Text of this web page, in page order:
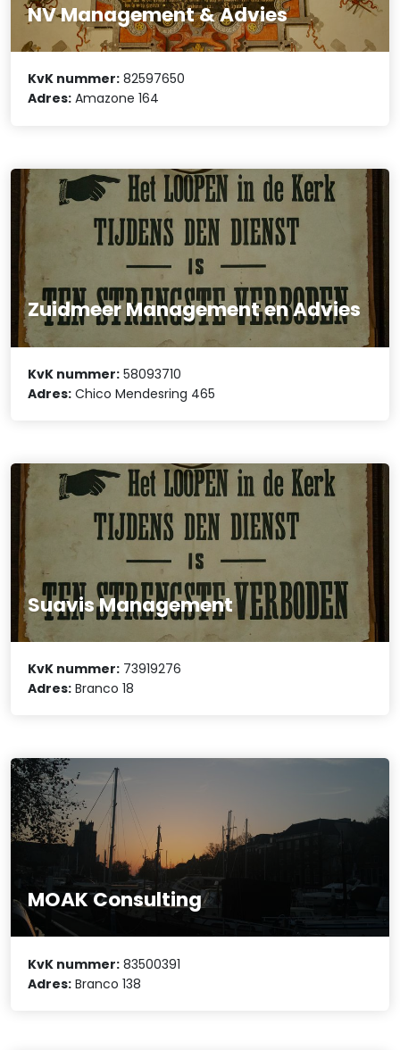
NV Management & Advies
KvK nummer: 82597650
Adres: Amazone 164
Zuidmeer Management en Advies
KvK nummer: 58093710
Adres: Chico Mendesring 465
Suavis Management
KvK nummer: 73919276
Adres: Branco 18
MOAK Consulting
KvK nummer: 83500391
Adres: Branco 138